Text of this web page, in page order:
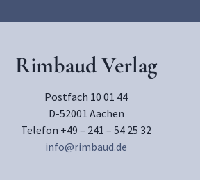
Rimbaud Verlag
Postfach 10 01 44
D-52001 Aachen
Telefon +49 – 241 – 54 25 32
info@rimbaud.de